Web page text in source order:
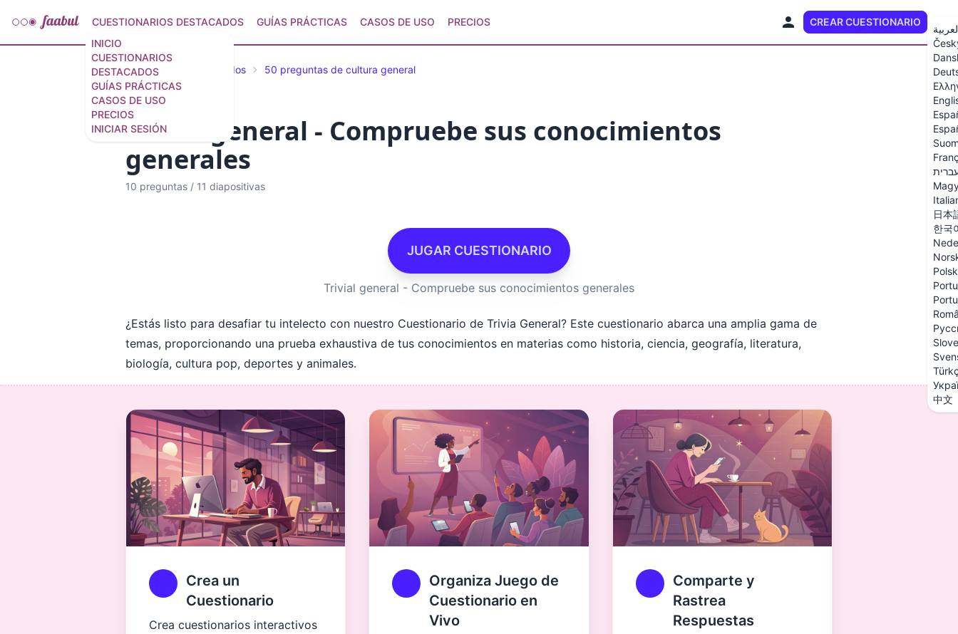
INICIO
CUESTIONARIOS
DESTACADOS
GUÍAS PRÁCTICAS
CASOS DE USO
PRECIOS
INICIAR SESIÓN
CUESTIONARIOS DESTACADOS GUÍAS PRÁCTICAS CASOS DE USO PRECIOS CREAR CUESTIONARIO
日本
한국
中文
Cuestionarios destacados 50 preguntas de cultura general
Trivial general - Compruebe sus conocimientos
generales
10 preguntas / 11 diapositivas
JUGAR CUESTIONARIO
Trivial general - Compruebe sus conocimientos generales
¿Estás listo para desafiar tu intelecto con nuestro Cuestionario de Trivia General? Este cuestionario abarca una amplia gama de
temas, proporcionando una prueba exhaustiva de tus conocimientos en materias como historia, ciencia, geografía, literatura,
biología, cultura pop, deportes y animales.
Crea un
Cuestionario
Crea cuestionarios interactivos
Organiza Juego de
Cuestionario en
Vivo
Comparte y
Rastrea
Respuestas